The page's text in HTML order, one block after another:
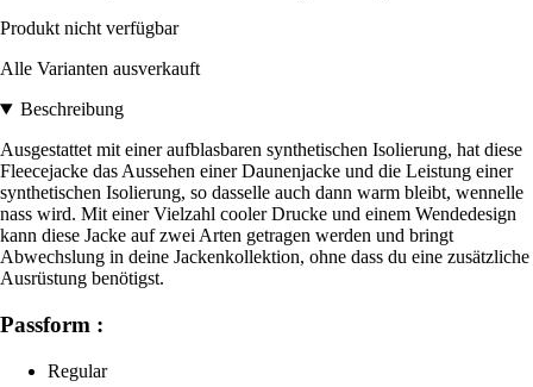
Produkt nicht verfügbar
Alle Varianten ausverkauft
Beschreibung
Ausgestattet mit einer aufblasbaren synthetischen Isolierung, hat diese
Fleecejacke das Aussehen einer Daunenjacke und die Leistung einer
synthetischen Isolierung, so dasselle auch dann warm bleibt, wennelle
nass wird. Mit einer Vielzahl cooler Drucke und einem Wendedesign
kann diese Jacke auf zwei Arten getragen werden und bringt
Abwechslung in deine Jackenkollektion, ohne dass du eine zusätzliche
Ausrüstung benötigst.
Passform :
Regular